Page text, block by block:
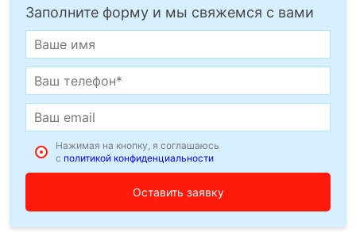
Заполните форму и мы свяжемся с вами
Нажимая на кнопку, я соглашаюсь
с политикой конфиденциальности